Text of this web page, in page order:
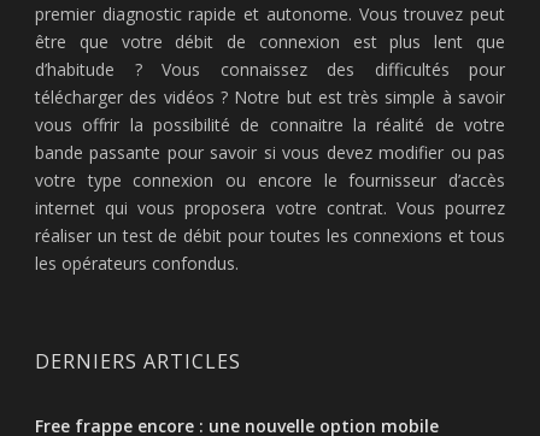
premier diagnostic rapide et autonome. Vous trouvez peut
être que votre débit de connexion est plus lent que
d’habitude ? Vous connaissez des difficultés pour
télécharger des vidéos ? Notre but est très simple à savoir
vous offrir la possibilité de connaitre la réalité de votre
bande passante pour savoir si vous devez modifier ou pas
votre type connexion ou encore le fournisseur d’accès
internet qui vous proposera votre contrat. Vous pourrez
réaliser un test de débit pour toutes les connexions et tous
les opérateurs confondus.
DERNIERS ARTICLES
Free frappe encore : une nouvelle option mobile